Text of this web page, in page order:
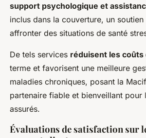
support psychologique et
inclus dans la couverture, un
affronter des situations de santé
De tels services réduisent les coûts
terme et favorisent une meilleure
maladies chroniques, posant la
partenaire fiable et bienveillant pour
assurés.
Évaluations de satisfaction sur